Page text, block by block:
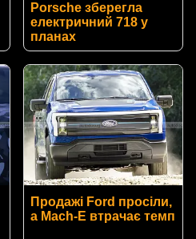
Porsche зберегла
електричний 718 у
планах
Продажі Ford просіли,
а Mach-E втрачає темп